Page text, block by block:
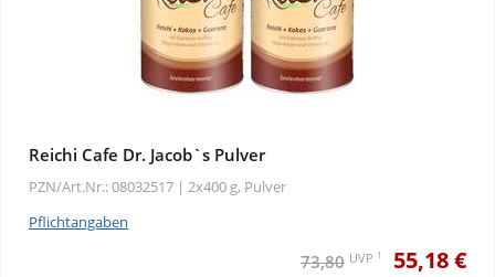
Reichi Cafe Dr. Jacob`s Pulver
PZN/Art.Nr.: 08032517 | 2x400 g, Pulver
Pflichtangaben
73,80 UVP 1 55,18 €